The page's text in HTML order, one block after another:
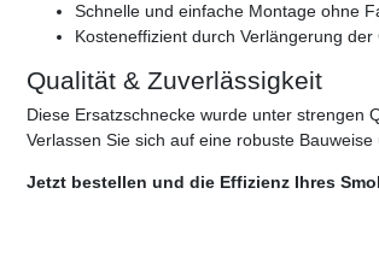
Schnelle und einfache Montage ohne
Kosteneffizient durch Verlängerung
Qualität & Zuverlässigkeit
Diese Ersatzschnecke wurde unter strengen
Verlassen Sie sich auf eine robuste
Jetzt bestellen und die Effizienz Ihres